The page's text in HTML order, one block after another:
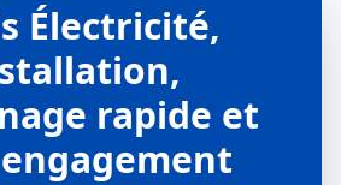
Électricité,
rapide et